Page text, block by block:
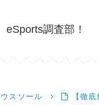
eSports調査部！
スソール
【徹